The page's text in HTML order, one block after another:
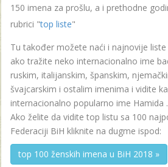
150 imena za prošlu, a i prethodne
rubrici "top liste"
Tu također možete naći i najnovije
ako tražite neko internacionalno ime
ruskim, italijanskim, španskim,
švajcarskim i ostalim imenima i vidite
internacionalno popularno ime Hamida .
Ako želite da vidite top listu sa 100
Federaciji BiH kliknite na dugme ispod:
top 100 ženskih imena u BiH 2018 »